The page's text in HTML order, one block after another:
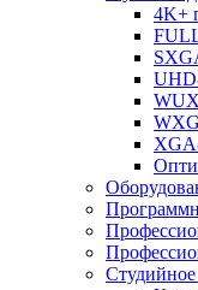
4K+
Студийное